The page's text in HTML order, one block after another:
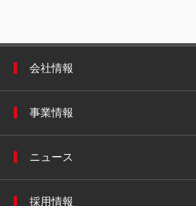
会社情報
事業情報
ニュース
採用情報